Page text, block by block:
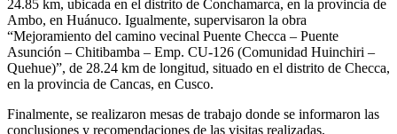
24.85 km, ubicada en el distrito de Conchamarca, en la provincia de
Ambo, en Huánuco. Igualmente, supervisaron la obra
“Mejoramiento del camino vecinal Puente Checca – Puente
Asunción – Chitibamba – Emp. CU-126 (Comunidad Huinchiri –
Quehue)”, de 28.24 km de longitud, situado en el distrito de Checca,
en la provincia de Cancas, en Cusco.
Finalmente, se realizaron mesas de trabajo donde se informaron las
conclusiones y recomendaciones de las visitas realizadas,